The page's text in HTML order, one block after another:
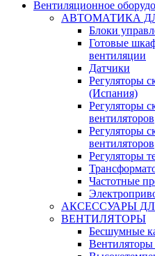
Вентиляционное
АВТОМАТИКА
Блоки
Готовые
вентиляции
Датчики
Регуляторы
(Испания)
Регуляторы
вентиляторов
Регуляторы
вентиляторов
Регуляторы
Частотные
АКСЕССУАРЫ
ВЕНТИЛЯТОРЫ
Бесшумные